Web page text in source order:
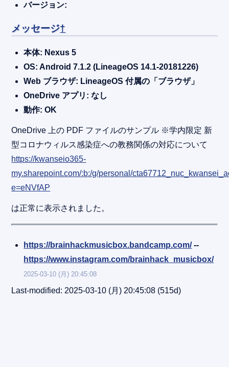
バージョン:
メッセージ†
本体: Nexus 5
OS: Android 7.1.2 (LineageOS 14.1-20181226)
Web ブラウザ: LineageOS 付属の「ブラウザ」
OneDrive アプリ: なし
動作: OK
OneDrive 上の PDF ファイルのサンプル ※学内限定 新
型コロナウィルス感染症への教務関係の対応について
https://kwanseio365-
my.sharepoint.com/:b:/g/personal/
e=eNVfAP
は正常に表示されました。
https://brainhackmusicbox.bandcamp.com/--
https://www.instagram.com/brainhack_musicbox/
2025-03-10 (月) 20:45:08
Last-modified: 2025-03-10 (月) 20:45:08 (515d)